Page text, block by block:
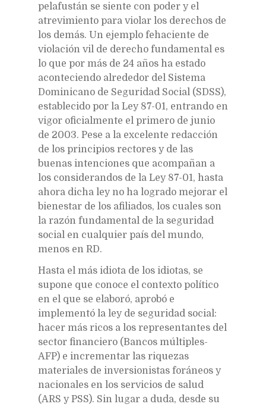
pelafustán se siente con poder y el
atrevimiento para violar los derechos de
los demás. Un ejemplo fehaciente de
violación vil de derecho fundamental es
lo que por más de 24 años ha estado
aconteciendo alrededor del Sistema
Dominicano de Seguridad Social (SDSS),
establecido por la Ley 87-01, entrando en
vigor oficialmente el primero de junio
de 2003. Pese a la excelente redacción
de los principios rectores y de las
buenas intenciones que acompañan a
los considerandos de la Ley 87-01, hasta
ahora dicha ley no ha logrado mejorar el
bienestar de los afiliados, los cuales son
la razón fundamental de la seguridad
social en cualquier país del mundo,
menos en RD.
Hasta el más idiota de los idiotas, se
supone que conoce el contexto político
en el que se elaboró, aprobó e
implementó la ley de seguridad social:
hacer más ricos a los representantes del
sector financiero (Bancos múltiples-
AFP) e incrementar las riquezas
materiales de inversionistas foráneos y
nacionales en los servicios de salud
(ARS y PSS). Sin lugar a duda, desde su